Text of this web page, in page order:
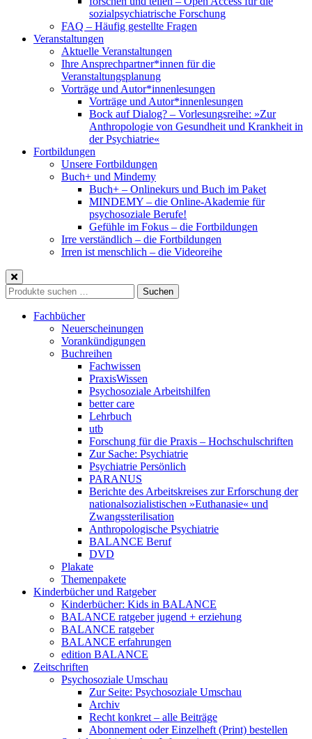
sozialpsychiatrische Forschung
FAQ – Häufig gestellte Fragen
Veranstaltungen
Aktuelle Veranstaltungen
Ihre Ansprechpartner*innen für die
Veranstaltungsplanung
Vorträge und Autor*innenlesungen
Vorträge und Autor*innenlesungen
Bock auf Dialog? – Vorlesungsreihe: »Zur
Anthropologie von Gesundheit und Krankheit in
der Psychiatrie«
Fortbildungen
Unsere Fortbildungen
Buch+ und Mindemy
Buch+ – Onlinekurs und Buch im Paket
MINDEMY – die Online-Akademie für
psychosoziale Berufe!
Gefühle im Fokus – die Fortbildungen
Irre verständlich – die Fortbildungen
Irren ist menschlich – die Videoreihe
Suche
nach:
Suchen
Fachbücher
Neuerscheinungen
Vorankündigungen
Buchreihen
Fachwissen
PraxisWissen
Psychosoziale Arbeitshilfen
better care
Lehrbuch
utb
Forschung für die Praxis – Hochschulschriften
Zur Sache: Psychiatrie
Psychiatrie Persönlich
PARANUS
Berichte des Arbeitskreises zur Erforschung der
nationalsozialistischen »Euthanasie« und
Zwangssterilisation
Anthropologische Psychiatrie
BALANCE Beruf
DVD
Plakate
Themenpakete
Kinderbücher und Ratgeber
Kinderbücher: Kids in BALANCE
BALANCE ratgeber jugend + erziehung
BALANCE ratgeber
BALANCE erfahrungen
edition BALANCE
Zeitschriften
Psychosoziale Umschau
Zur Seite: Psychosoziale Umschau
Archiv
Recht konkret – alle Beiträge
Abonnement oder Einzelheft (Print) bestellen